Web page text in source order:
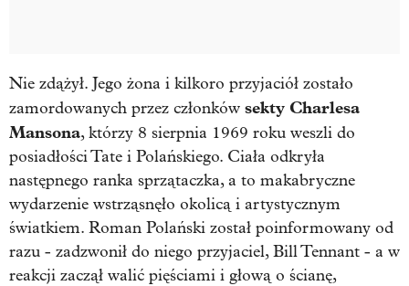
Nie zdążył. Jego żona i kilkoro przyjaciół zostało
zamordowanych przez członków sekty Charlesa
Mansona, którzy 8 sierpnia 1969 roku weszli do
posiadłości Tate i Polańskiego. Ciała odkryła
następnego ranka sprzątaczka, a to makabryczne
wydarzenie wstrząsnęło okolicą i artystycznym
światkiem. Roman Polański został poinformowany od
razu - zadzwonił do niego przyjaciel, Bill Tennant - a w
reakcji zaczął walić pięściami i głową o ścianę,